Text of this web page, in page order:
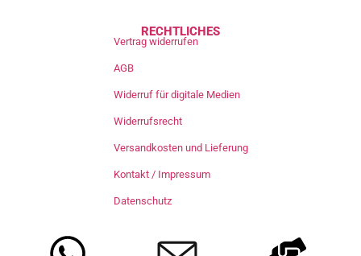
RECHTLICHES
Vertrag widerrufen
AGB
Widerruf für digitale Medien
Widerrufsrecht
Versandkosten und Lieferung
Kontakt / Impressum
Datenschutz